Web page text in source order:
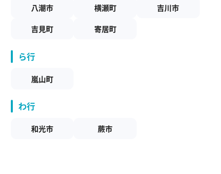
八潮市 横瀬町
吉川市
吉見町
寄居町
ら行
嵐山町
わ行
和光市 蕨市